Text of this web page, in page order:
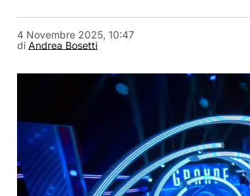
di Andrea Bosetti
4 Novembre 2025, 10:47